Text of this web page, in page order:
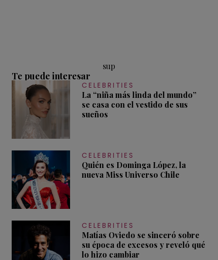
sup
Te puede interesar
CELEBRITIES
La “niña más linda del mundo”
se casa con el vestido de sus
sueños
CELEBRITIES
Quién es Dominga López, la
nueva Miss Universo Chile
CELEBRITIES
Matías Oviedo se sinceró sobre
su época de excesos y reveló qué
lo hizo cambiar